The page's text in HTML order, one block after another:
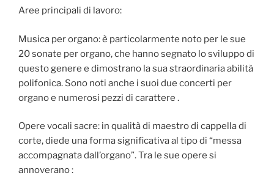
Aree principali di lavoro:
Musica per organo: è particolarmente noto per le sue
20 sonate per organo, che hanno segnato lo sviluppo di
questo genere e dimostrano la sua straordinaria abilità
polifonica. Sono noti anche i suoi due concerti per
organo e numerosi pezzi di carattere .
Opere vocali sacre: in qualità di maestro di cappella di
corte, diede una forma significativa al tipo di “messa
accompagnata dall’organo”. Tra le sue opere si
annoverano :